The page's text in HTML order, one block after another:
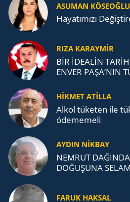
ASUMAN KÖSEOĞLU
Ha­ya­tı­mı­zı
RIZA KARAYMIR
BİR İDEALİN
ENVER PAŞA’NIN
TEŞKİLATI’NA
HİKMET ATİLLA
Alkol tü­ke­ten ile
öde­me­me­li
AYDIN NİKBAY
NEMRUT
DOĞUŞUNA
FARUK HAKSAL